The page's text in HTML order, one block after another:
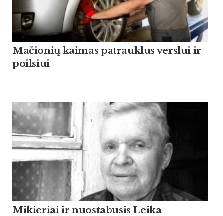
Mačionių kaimas patrauklus verslui ir
poilsiui
Mikieriai ir nuostabusis Leika